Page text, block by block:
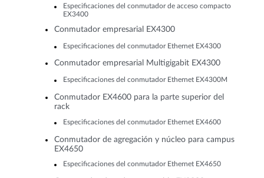
Especificaciones del conmutador de acceso compacto
EX3400
Conmutador empresarial EX4300
Especificaciones del conmutador Ethernet EX4300
Conmutador empresarial Multigigabit EX4300
Especificaciones del conmutador Ethernet EX4300M
Conmutador EX4600 para la parte superior del
rack
Especificaciones del conmutador Ethernet EX4600
Conmutador de agregación y núcleo para campus
EX4650
Especificaciones del conmutador Ethernet EX4650